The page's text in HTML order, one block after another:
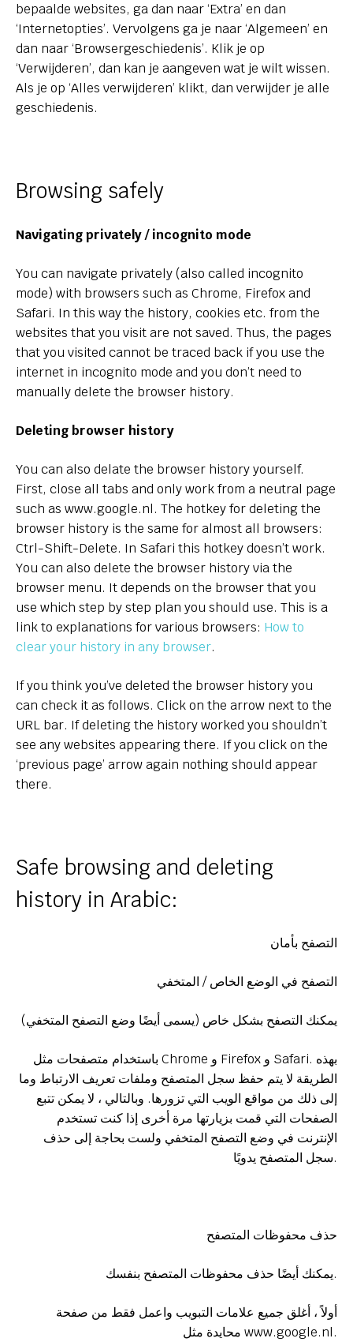
bepaalde websites, ga dan naar ‘Extra’ en dan
‘Internetopties’. Vervolgens ga je naar ‘Algemeen’ en
dan naar ‘Browsergeschiedenis’. Klik je op
‘Verwijderen’, dan kan je aangeven wat je wilt wissen.
Als je op ‘Alles verwijderen’ klikt, dan verwijder je alle
geschiedenis.
Browsing safely
Navigating privately / incognito mode
You can navigate privately (also called incognito
mode) with browsers such as Chrome, Firefox and
Safari. In this way the history, cookies etc. from the
websites that you visit are not saved. Thus, the pages
that you visited cannot be traced back if you use the
internet in incognito mode and you don’t need to
manually delete the browser history.
Deleting browser history
You can also delate the browser history yourself.
First, close all tabs and only work from a neutral page
such as www.google.nl. The hotkey for deleting the
browser history is the same for almost all browsers:
Ctrl-Shift-Delete. In Safari this hotkey doesn’t work.
You can also delete the browser history via the
browser menu. It depends on the browser that you
use which step by step plan you should use. This is a
link to explanations for various browsers: How to
clear your history in any browser.
If you think you’ve deleted the browser history you
can check it as follows. Click on the arrow next to the
URL bar. If deleting the history worked you shouldn’t
see any websites appearing there. If you click on the
‘previous page’ arrow again nothing should appear
there.
Safe browsing and deleting
history in Arabic:
التصفح بأمان
التصفح في الوضع الخاص / المتخفي
يمكنك التصفح بشكل خاص (يسمى أيضًا وضع التصفح المتخفي)
الطريقة لا يتم حفظ سجل المتصفح وملفات تعريف الارتباط وما
إلى ذلك من مواقع الويب التي تزورها. وبالتالي ، لا يمكن تتبع
الصفحات التي قمت بزيارتها مرة أخرى إذا كنت تستخدم
الإنترنت في وضع التصفح المتخفي ولست بحاجة إلى حذف
سجل المتصفح يدويًا.
حذف محفوظات المتصفح
يمكنك أيضًا حذف محفوظات المتصفح بنفسك.
محايدة مثل www.google.nl.